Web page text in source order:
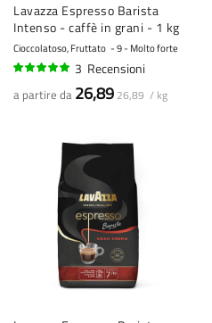
Lavazza Espresso Barista
Intenso - caffè in grani - 1 kg
Cioccolatoso, Fruttato 9 - Molto forte
3 Recensioni
a partire da 26,89 26,89 / kg